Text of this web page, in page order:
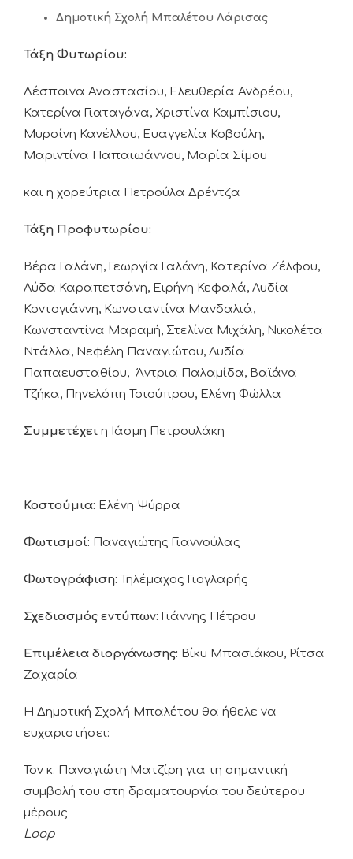
Δημοτική Σχολή Μπαλέτου Λάρισας
Τάξη Φυτωρίου:
Δέσποινα Αναστασίου, Ελευθερία Ανδρέου,
Κατερίνα Γιαταγάνα, Χριστίνα Καμπίσιου,
Μυρσίνη Κανέλλου, Ευαγγελία Κοβούλη,
Μαριντίνα Παπαιωάννου, Μαρία Σίμου
και η χορεύτρια Πετρούλα Δρέντζα
Τάξη Προφυτωρίου:
Βέρα Γαλάνη, Γεωργία Γαλάνη, Κατερίνα Ζέλφου,
Λύδα Καραπετσάνη, Ειρήνη Κεφαλά, Λυδία
Κοντογιάννη, Κωνσταντίνα Μανδαλιά,
Κωνσταντίνα Μαραμή, Στελίνα Μιχάλη, Νικολέτα
Ντάλλα, Νεφέλη Παναγιώτου, Λυδία
Παπαευσταθίου, Άντρια Παλαμίδα, Βαϊάνα
Τζήκα, Πηνελόπη Τσιούπρου, Ελένη Φώλλα
Συμμετέχει η Ιάσμη Πετρουλάκη
Κοστούμια: Ελένη Ψύρρα
Φωτισμοί: Παναγιώτης Γιαννούλας
Φωτογράφιση: Τηλέμαχος Γιογλαρής
Σχεδιασμός εντύπων: Γιάννης Πέτρου
Επιμέλεια διοργάνωσης: Βίκυ Μπασιάκου, Ρίτσα
Ζαχαρία
Η Δημοτική Σχολή Μπαλέτου θα ήθελε να
ευχαριστήσει:
Τον κ. Παναγιώτη Ματζίρη για τη σημαντική
συμβολή του στη δραματουργία του δεύτερου
μέρους